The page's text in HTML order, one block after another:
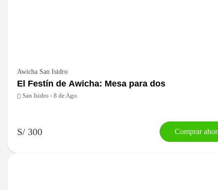
Awicha San Isidro
El Festín de Awicha: Mesa para dos
San Isidro - 8 de Ago.
S/ 300 Comprar